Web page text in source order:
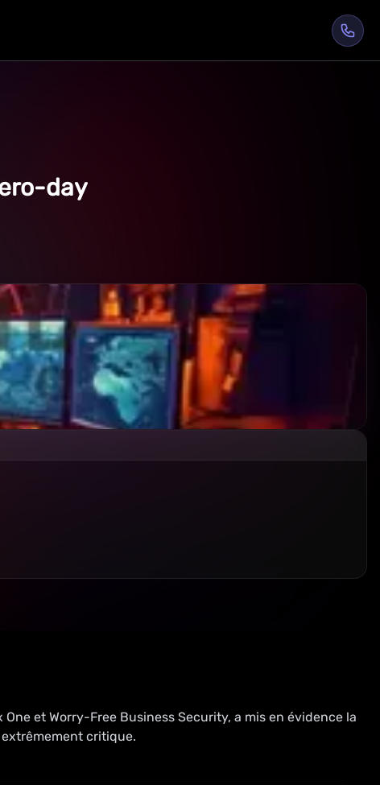
day
et Worry-Free Business Security, a mis en évidence la
extrêmement critique.